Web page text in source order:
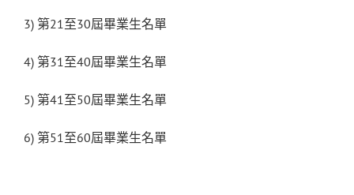
3) 第21至30屆畢業生名單
4) 第31至40屆畢業生名單
5) 第41至50屆畢業生名單
6) 第51至60屆畢業生名單